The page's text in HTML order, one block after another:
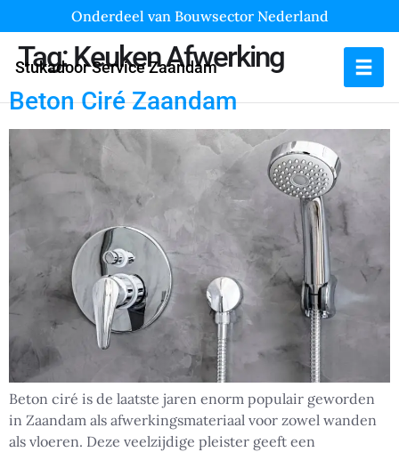
Onderdeel van Bouwsector Nederland
Stukadoor Service Zaandam
Tag:Keuken Afwerking
Beton Ciré Zaandam
Beton ciré is de laatste jaren enorm populair geworden
in Zaandam als afwerkingsmateriaal voor zowel wanden
als vloeren. Deze veelzijdige pleister geeft een